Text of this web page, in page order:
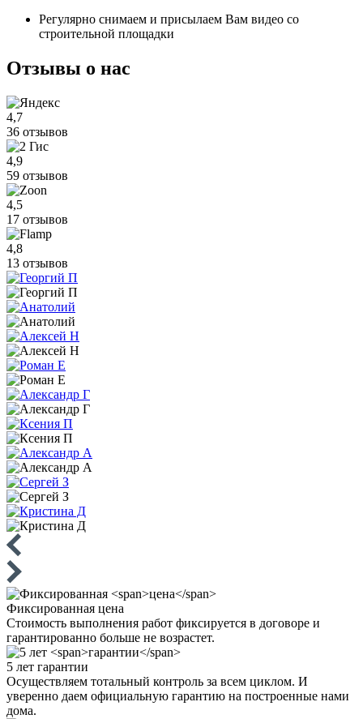
Регулярно снимаем и присылаем Вам видео со
строительной площадки
Отзывы о нас
4,7
36 отзывов
4,9
59 отзывов
4,5
17 отзывов
4,8
13 отзывов
Фиксированная цена
Стоимость выполнения работ фиксируется в договоре и
гарантированно больше не возрастет.
5 лет гарантии
Осуществляем тотальный контроль за всем циклом. И
уверенно даем официальную гарантию на построенные нами
дома.